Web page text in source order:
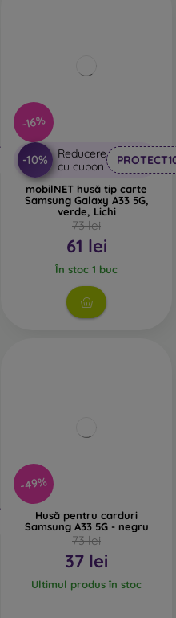
-16%
-10%
Reducere
cu cupon
mobilNET husă tip carte
Samsung Galaxy A33 5G,
verde, Lichi
73 lei
61 lei
În stoc 1 buc
-49%
Husă pentru carduri
Samsung A33 5G - negru
73 lei
37 lei
Ultimul produs în stoc